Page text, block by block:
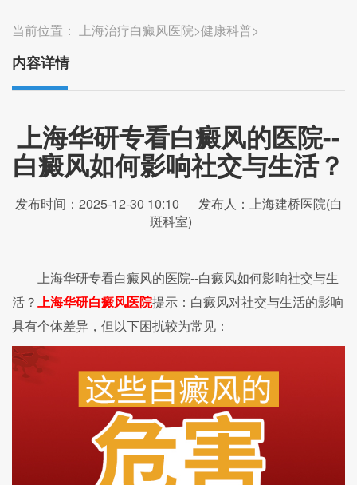
当前位置： 上海治疗白癜风医院>健康科普>
内容详情
上海华研专看白癜风的医院--
白癜风如何影响社交与生活？
发布时间：2025-12-30 10:10
发布人：上海建桥医院(白
斑科室)
上海华研专看白癜风的医院--白癜风如何影响社交与生
活？上海华研白癜风医院提示：白癜风对社交与生活的影响
具有个体差异，但以下困扰较为常见：